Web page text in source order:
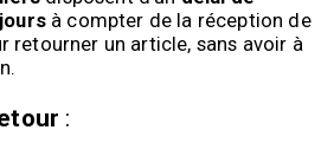
à compter de la réception de
retourner un article, sans avoir à
: